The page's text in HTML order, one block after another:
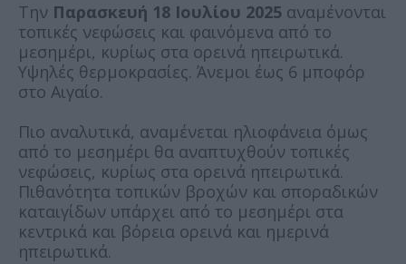
Την Παρασκευή 18 Ιουλίου 2025 αναμένονται
τοπικές νεφώσεις και φαινόμενα από το
μεσημέρι, κυρίως στα ορεινά ηπειρωτικά.
Υψηλές θερμοκρασίες. Άνεμοι έως 6 μποφόρ
στο Αιγαίο.
Πιο αναλυτικά, αναμένεται ηλιοφάνεια όμως
από το μεσημέρι θα αναπτυχθούν τοπικές
νεφώσεις, κυρίως στα ορεινά ηπειρωτικά.
Πιθανότητα τοπικών βροχών και σποραδικών
καταιγίδων υπάρχει από το μεσημέρι στα
κεντρικά και βόρεια ορεινά και ημερινά
ηπειρωτικά.